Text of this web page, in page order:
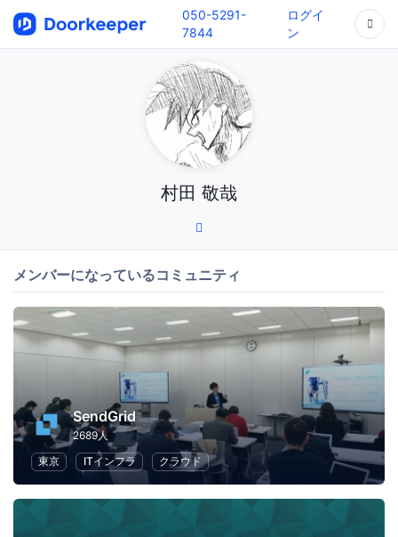
050-5291-
7844
ログイ
ン
村田 敬哉
メンバーになっているコミュニティ
SendGrid
2689人
東京
ITインフラ クラウド